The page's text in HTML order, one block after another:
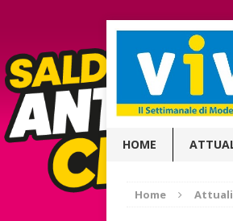
HOME
Home